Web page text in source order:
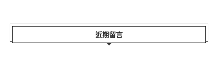
近期留言